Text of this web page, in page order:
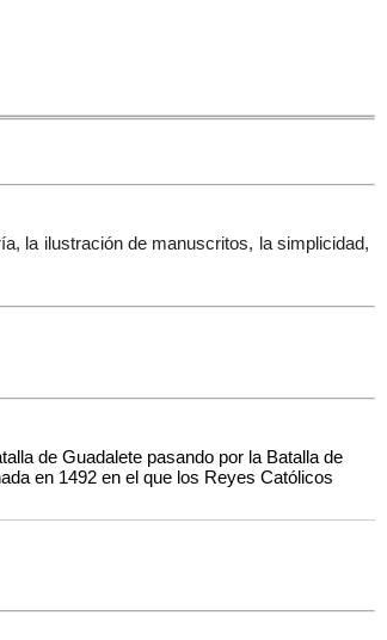
la ilustración de manuscritos, la simplicidad,
de Guadalete pasando por la Batalla de
en 1492 en el que los Reyes Católicos